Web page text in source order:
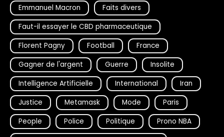
Emmanuel Macron
Faits divers
Faut-il essayer le CBD pharmaceutique
Florent Pagny
Football
France
Gagner de l'argent
Guerre
Insolite
Intelligence Artificielle
International
Iran
Justice
Metamask Mode
Paris
People
Police Politique
Prono NBA